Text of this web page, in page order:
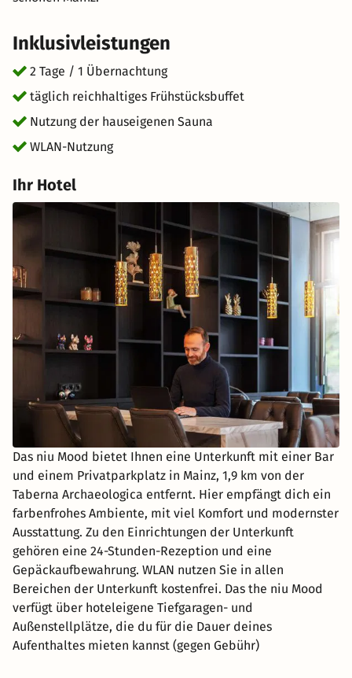
Inklusivleistungen
2 Tage / 1 Übernachtung
täglich reichhaltiges Frühstücksbuffet
Nutzung der hauseigenen Sauna
WLAN-Nutzung
Ihr Hotel
Das niu Mood bietet Ihnen eine Unterkunft mit einer Bar
und einem Privatparkplatz in Mainz, 1,9 km von der
Taberna Archaeologica entfernt. Hier empfängt dich ein
farbenfrohes Ambiente, mit viel Komfort und modernster
Ausstattung. Zu den Einrichtungen der Unterkunft
gehören eine 24-Stunden-Rezeption und eine
Gepäckaufbewahrung. WLAN nutzen Sie in allen
Bereichen der Unterkunft kostenfrei. Das the niu Mood
verfügt über hoteleigene Tiefgaragen- und
Außenstellplätze, die du für die Dauer deines
Aufenthaltes mieten kannst (gegen Gebühr)